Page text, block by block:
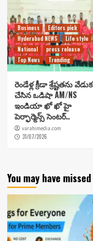
Business
Editors pick
Hyderabad NEWS
Life style
National
press release
Top News
Trending
రెండేళ్ల క్రీడా శ్రేష్టతను వేడుక
చేసిన ఒడిషా AM/NS
ఇండియా ఖో ఖో హై
పెర్ఫార్మెన్స్ సెంటర్..
varahimedia.com
31/07/2026
You may have missed